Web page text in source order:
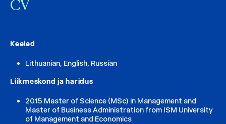
CV
Keeled
Lithuanian, English, Russian
Liikmeskond ja haridus
2015 Master of Science (MSc) in Management and
Master of Business Administration from ISM University
of Management and Economics